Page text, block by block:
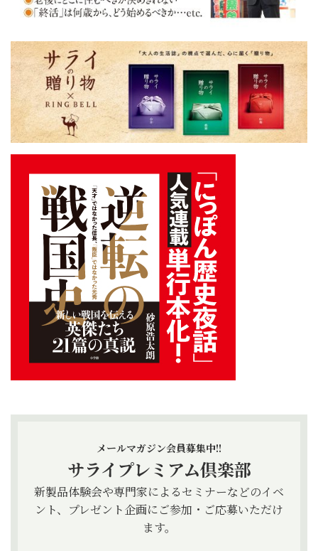
メールマガジン会員募集中!!
サライプレミアム倶楽部
新製品体験会や専門家によるセミナーなどのイベ
ント、プレゼント企画にご参加・ご応募いただけ
ます。